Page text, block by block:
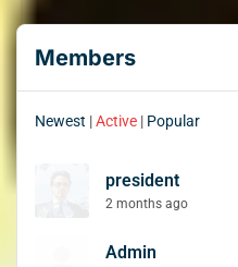
Members
Newest |Active | Popular
president
2 months ago
Admin